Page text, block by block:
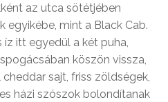
az utca sötétjében
mint a Black Cab.
itt egyedül a két puha,
köszön vissza,
sajt, friss zöldségek,
házi szószok bolondítanak